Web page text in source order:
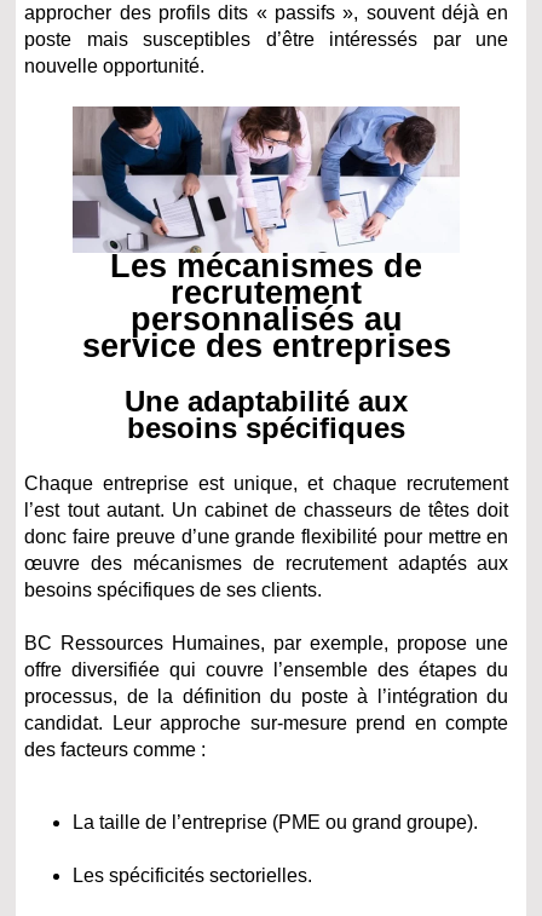
approcher des profils dits « passifs », souvent déjà en
poste mais susceptibles d’être intéressés par une
nouvelle opportunité.
Les mécanismes de
recrutement
personnalisés au
service des entreprises
Une adaptabilité aux
besoins spécifiques
Chaque entreprise est unique, et chaque recrutement
l’est tout autant. Un cabinet de chasseurs de têtes doit
donc faire preuve d’une grande flexibilité pour mettre en
œuvre des mécanismes de recrutement adaptés aux
besoins spécifiques de ses clients.
BC Ressources Humaines, par exemple, propose une
offre diversifiée qui couvre l’ensemble des étapes du
processus, de la définition du poste à l’intégration du
candidat. Leur approche sur-mesure prend en compte
des facteurs comme :
La taille de l’entreprise (PME ou grand groupe).
Les spécificités sectorielles.